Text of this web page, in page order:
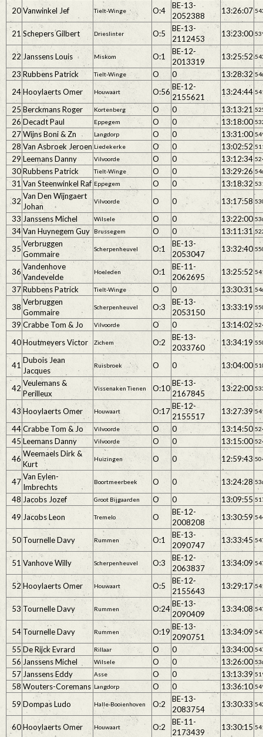
20Vanwinkel Jef Tielt-Winge O:4
BE-13-
2052388
13:26:07
21 Schepers Gilbert Drieslinter O:5
BE-13-
2112453
13:23:00
22 Janssens Louis Miskom O:1
BE-12-
2013319
13:25:52
23 Rubbens Patrick Tielt-Winge O 0 13:28:32
24Hooylaerts Omer Houwaart O:56
BE-12-
2155621
13:24:44
25 Berckmans Roger Kortenberg O 0 13:13:21
26 Decadt Paul Eppegem O 0 13:18:00
27Wijns Boni & Zn Langdorp O 0 13:31:00
28 Van Asbroek Jeroen Liedekerke O 0 13:02:52
29 Leemans Danny Vilvoorde O 0 13:12:34
30Rubbens Patrick Tielt-Winge O 0 13:29:26
31 Van Steenwinkel Raf Eppegem O 0 13:18:32
32
Van Den Wijngaert
Johan
Vilvoorde O 0 13:17:58
33 Janssens Michel Wilsele O 0 13:22:00
34Van Huynegem Guy Brussegem O 0 13:11:31
35
Verbruggen
Gommaire
Scherpenheuvel O:1
BE-13-
2053047
13:32:40
36
Vandenhove
Vandevelde
Hoeleden O:1
BE-11-
2062695
13:25:52
37Rubbens Patrick Tielt-Winge O 0 13:30:31
38
Verbruggen
Gommaire
Scherpenheuvel O:3
BE-13-
2053150
13:33:19
39 Crabbe Tom & Jo Vilvoorde O 0 13:14:02
40Houtmeyers Victor Zichem O:2
BE-13-
2033760
13:34:19
41
Dubois Jean
Jacques
Ruisbroek O 0 13:04:00
42
Veulemans &
Perilleux
Vissenaken Tienen O:10
BE-13-
2167845
13:22:00
43 Hooylaerts Omer Houwaart O:17
BE-12-
2155517
13:27:39
44Crabbe Tom & Jo Vilvoorde O 0 13:14:50
45 Leemans Danny Vilvoorde O 0 13:15:00
46
Weemaels Dirk &
Kurt
Huizingen O 0 12:59:43
47
Van Eylen-
Imbrechts
Boortmeerbeek O 0 13:24:28
48 Jacobs Jozef Groot Bijgaarden O 0 13:09:55
49 Jacobs Leon Tremelo O
BE-12-
2008208
13:30:59
50 Tournelle Davy Rummen O:1
BE-13-
2090747
13:33:45
51 Vanhove Willy Scherpenheuvel O:3
BE-12-
2063837
13:34:09
52 Hooylaerts Omer Houwaart O:5
BE-12-
2155643
13:29:17
53 Tournelle Davy Rummen O:24
BE-13-
2090409
13:34:08
54 Tournelle Davy Rummen O:19
BE-13-
2090751
13:34:09
55 De Rijck Evrard Rillaar O 0 13:34:00
56 Janssens Michel Wilsele O 0 13:26:00
57 Janssens Eddy Asse O 0 13:13:39
58 Wouters-Coremans Langdorp O 0 13:36:10
59 Dompas Ludo Halle-Booienhoven O:2
BE-13-
2083754
13:30:33
60Hooylaerts Omer Houwaart O:2
BE-11-
2173439
13:30:15